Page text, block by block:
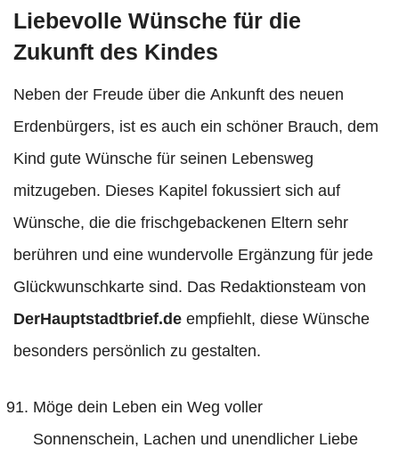
Liebevolle Wünsche für die
Zukunft des Kindes
Neben der Freude über die Ankunft des neuen
Erdenbürgers, ist es auch ein schöner Brauch, dem
Kind gute Wünsche für seinen Lebensweg
mitzugeben. Dieses Kapitel fokussiert sich auf
Wünsche, die die frischgebackenen Eltern sehr
berühren und eine wundervolle Ergänzung für jede
Glückwunschkarte sind. Das Redaktionsteam von
DerHauptstadtbrief.de empfiehlt, diese Wünsche
besonders persönlich zu gestalten.
Möge dein Leben ein Weg voller
Sonnenschein, Lachen und unendlicher Liebe